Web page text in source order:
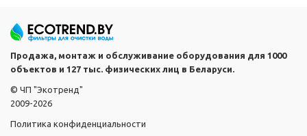
Продажа, монтаж и обслуживание оборудования для 1000
объектов и 127 тыс. физических лиц в Беларуси.
© ЧП "Экотренд"
2009-2026
Политика конфиденциальности